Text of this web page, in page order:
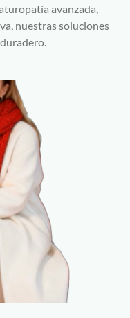
avanzada,
nuestras soluciones